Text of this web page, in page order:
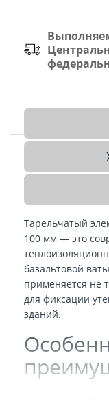
Тарельчатый
100 мм — это
базальтовой
применяется не
для фиксации
зданий.